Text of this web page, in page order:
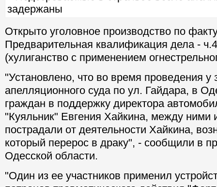
Открыто уголовное производство по
Предварительная квалификация дела -
(хулиганство с применением
"Установлено, что во время проведения у
апелляционного суда по ул. Гайдара, в
граждан в поддержку директора
"Куяльник" Евгения Хайкина, между ними
пострадали от деятельности Хайкина,
который перерос в драку", - сообщили в
Одесской области.
"Один из ее участников применил